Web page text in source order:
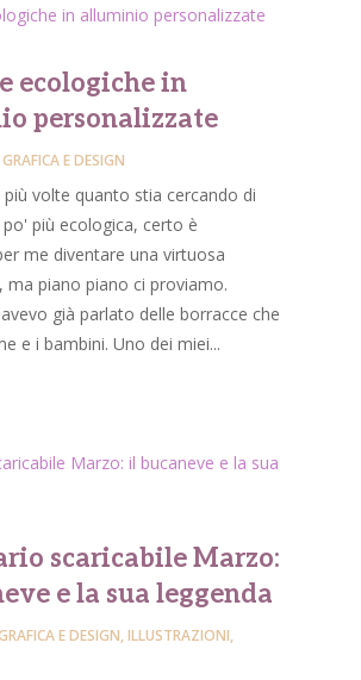
ecologiche in
personalizzate
GRAFICA E DESIGN
volte quanto stia cercando di
più ecologica, certo è
me diventare una virtuosa
ma piano piano ci proviamo.
già parlato delle borracce che
e i bambini. Uno dei miei...
scaricabile Marzo:
e la sua leggenda
E DESIGN,ILLUSTRAZIONI,